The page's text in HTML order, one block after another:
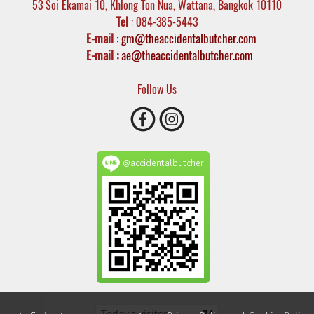
53 Soi Ekamai 10, Khlong Ton Nua, Wattana, Bangkok 10110
Tel : 084-385-5443
E-mail:gm@theaccidentalbutcher.com
E-mail :ae@theaccidentalbutcher.com
Follow Us
@accidentalbutcher